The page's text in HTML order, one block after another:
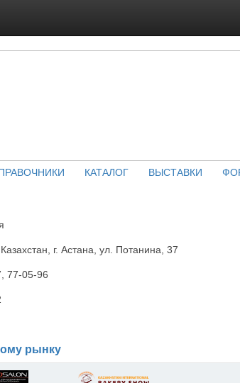
КАТАЛОГ ВЫСТАВКИ
г. Астана, ул. Потанина, 37
77-05-96
рынку